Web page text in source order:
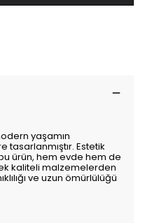
yaşamın
tasarlanmıştır. Estetik
ürün, hem evde hem de
kaliteli malzemelerden
ve uzun ömürlülüğü